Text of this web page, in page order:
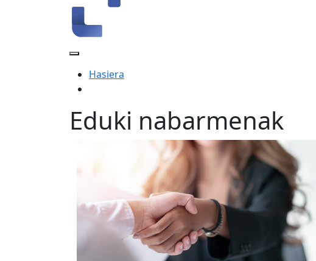
Hasiera
Eduki nabarmenak